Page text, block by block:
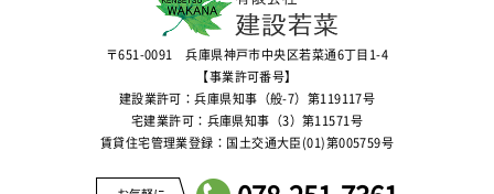
〒651-0091 兵庫県神戸市中央区若菜通6丁目1-4
【事業許可番号】
建設業許可：兵庫県知事（般-7）第119117号
宅建業許可：兵庫県知事（3）第11571号
賃貸住宅管理業登録：国土交通大臣(01)第005759号